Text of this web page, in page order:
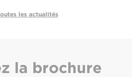
les actualités
la brochure